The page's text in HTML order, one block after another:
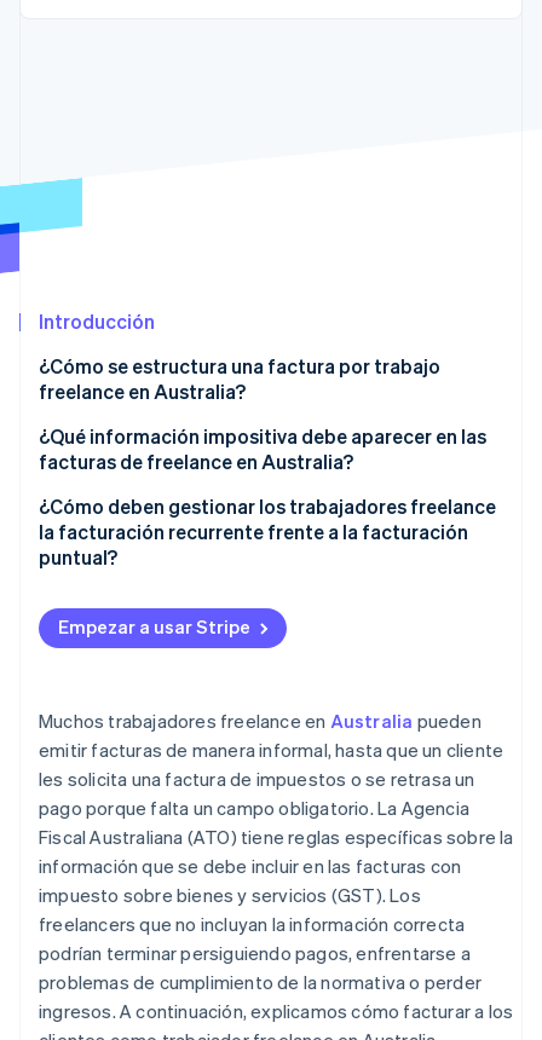
Introducción
¿Cómo se estructura una factura por trabajo
freelance en Australia?
Datos de la empresa
Información del cliente
Descripciones de servicios o productos
Totales e impuestos
¿Qué información impositiva debe aparecer en las
facturas de freelance en Australia?
Su ABN
Una etiqueta de “factura de impuestos”, si
corresponde
Cualquier GST que haya cobrado
¿Cómo deben gestionar los trabajadores freelance
la facturación recurrente frente a la facturación
puntual?
Facturas recurrentes
Facturas puntuales
Empezar a usar Stripe
Muchos trabajadores freelance en Australia pueden
emitir facturas de manera informal, hasta que un cliente
les solicita una factura de impuestos o se retrasa un
pago porque falta un campo obligatorio. La Agencia
Fiscal Australiana (ATO) tiene reglas específicas sobre la
información que se debe incluir en las facturas con
impuesto sobre bienes y servicios (GST). Los
freelancers que no incluyan la información correcta
podrían terminar persiguiendo pagos, enfrentarse a
problemas de cumplimiento de la normativa o perder
ingresos. A continuación, explicamos cómo facturar a los